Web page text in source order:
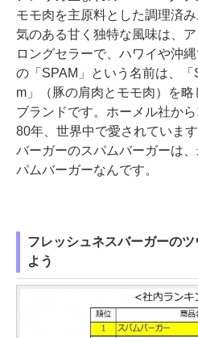
モモ肉を主原料とした調理済
気のある甘く独特な風味は、
ロングセラーで、ハワイや沖
の「SPAM」という名前は、
m」（豚の肩肉とモモ肉）を
ブランドです。ホーメル社か
80年、世界中で愛されていま
バーガーのスパムバーガーは
パムバーガーなんです。
フレッシュネスバーガーの
よう